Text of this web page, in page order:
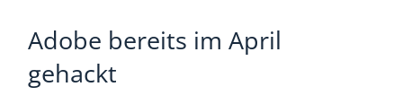
Adobe bereits im April
gehackt